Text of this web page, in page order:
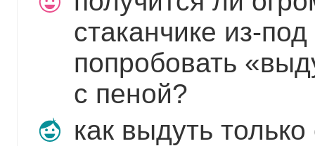
стаканчике из-
попробовать
с пеной?
как выдуть